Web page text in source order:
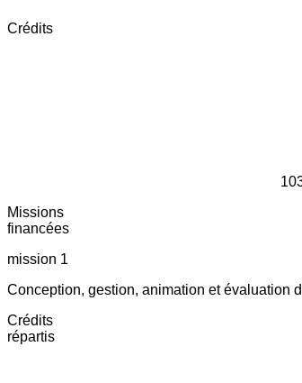
Crédits
Missions
financées
mission 1
Conception, gestion, animation et évaluation
Crédits
répartis